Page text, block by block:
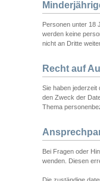
Personen unter 18
werden keine
nicht an Dritte
Recht auf
Sie haben jederzeit
den Zweck der
Thema
Bei Fragen oder
wenden. Diesen